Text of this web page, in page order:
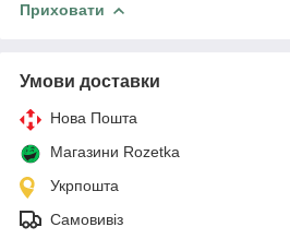
Приховати
Умови доставки
Нова Пошта
Магазини Rozetka
Укрпошта
Самовивіз